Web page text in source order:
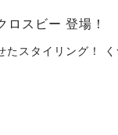
ロスビー 登場！
たスタイリング！